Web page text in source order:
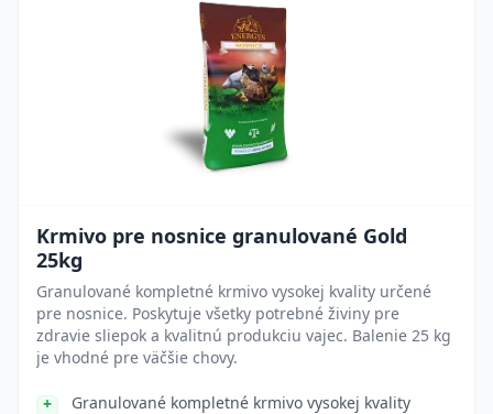
Krmivo pre nosnice granulované Gold
25kg
Granulované kompletné krmivo vysokej kvality určené
pre nosnice. Poskytuje všetky potrebné živiny pre
zdravie sliepok a kvalitnú produkciu vajec. Balenie 25 kg
je vhodné pre väčšie chovy.
Granulované kompletné krmivo vysokej kvality